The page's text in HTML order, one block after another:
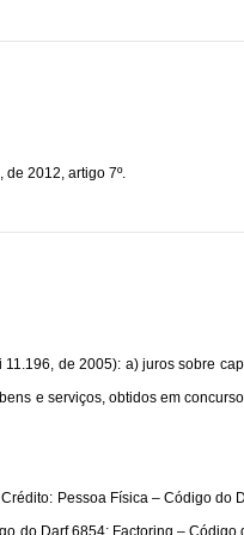
2012, artigo 7º.
11.196, de 2005): a) juros sobre
e serviços, obtidos em
Pessoa Física – Código do
do Darf 6854; Factoring – Código